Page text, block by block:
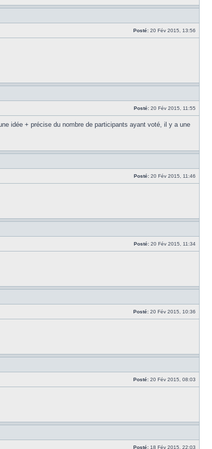
Posté: 20 Fév 2015, 13:56
Posté: 20 Fév 2015, 11:55
idée + précise du nombre de participants ayant voté, il y a une
Posté: 20 Fév 2015, 11:46
Posté: 20 Fév 2015, 11:34
Posté: 20 Fév 2015, 10:36
Posté: 20 Fév 2015, 08:03
Posté: 18 Fév 2015, 22:03